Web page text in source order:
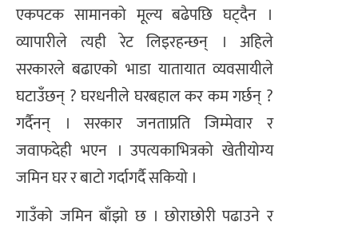
एकपटक सामानको मूल्य बढेपछि घट्दैन ।
व्यापारीले त्यही रेट लिइरहन्छन् । अहिले
सरकारले बढाएको भाडा यातायात व्यवसायीले
घटाउँछन् ? घरधनीले घरबहाल कर कम गर्छन् ?
गर्दैनन् । सरकार जनताप्रति जिम्मेवार र
जवाफदेही भएन । उपत्यकाभित्रको खेतीयोग्य
जमिन घर र बाटो गर्दागर्दै सकियो ।
गाउँको जमिन बाँझो छ । छोराछोरी पढाउने र